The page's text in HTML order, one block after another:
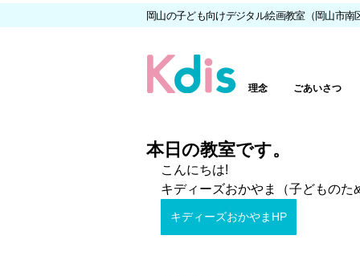
岡山の子ども向けデジタル絵画教室（岡山市南
理念 ごあいさつ
本日の教室です。
こんにちは!
キディーズおかやま（子どものた
キディーズおかやまHP